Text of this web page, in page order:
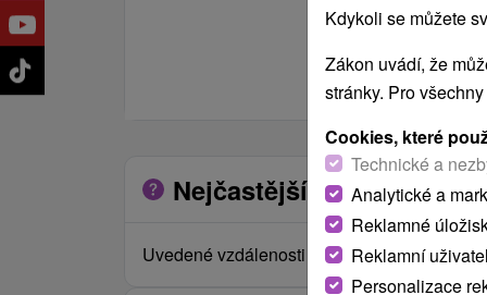
toaleta, umývadlo, uteráky.
Nejčastější otázky o
Uvedené vzdálenosti jsou měřeny
Kdykoli se můžete
Zákon uvádí, že
stránky. Pro
Cookies, které
Technické a
Analytické a
Reklamné
Reklamní
Personalizace